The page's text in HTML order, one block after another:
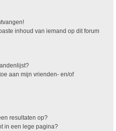
inhoud van iemand op dit forum
aan mijn vrienden- en/of
resultaten op?
in een lege pagina?